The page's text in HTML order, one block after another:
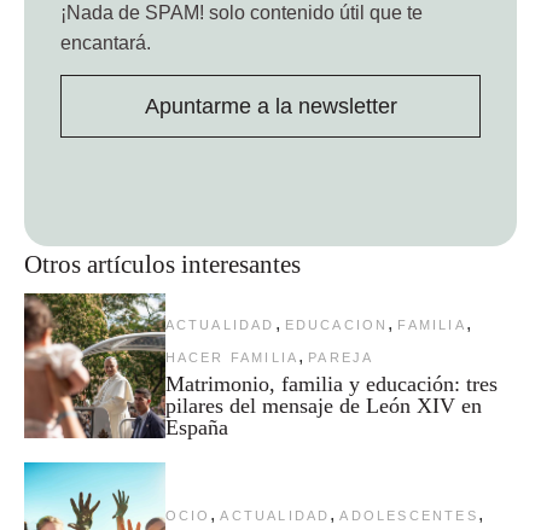
Otros artículos interesantes
ACTUALIDAD , EDUCACION , FAMILIA ,
HACER FAMILIA , PAREJA
Matrimonio, familia y educación: tres
pilares del mensaje de León XIV en
España
OCIO , ACTUALIDAD , ADOLESCENTES ,
¡Nada de SPAM! solo contenido útil que te
encantará.
Apuntarme a la newsletter